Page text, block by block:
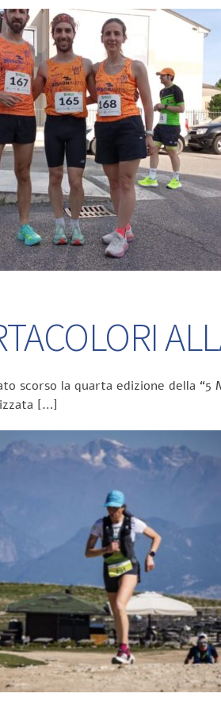
scorso la quarta edizione della
[…]